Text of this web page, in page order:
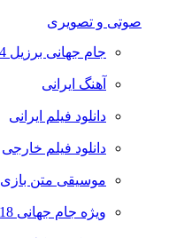
صوتی و تصویری
جام جهانی برزیل 2014
آهنگ ایرانی
دانلود فیلم ایرانی
دانلود فیلم خارجی
موسیقی متن بازی و فیلم
ویژه جام جهانی 2018 روسیه